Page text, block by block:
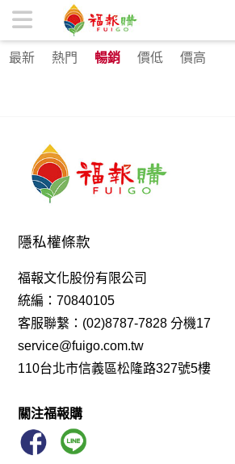
禮品 | 福報購蔬食購物商城
最新 熱門 暢銷 價低 價高
隱私權條款
福報文化股份有限公司
統編：70840105
客服聯繫：(02)8787-7828 分機17
service@fuigo.com.tw
110台北市信義區松隆路327號5樓
關注福報購